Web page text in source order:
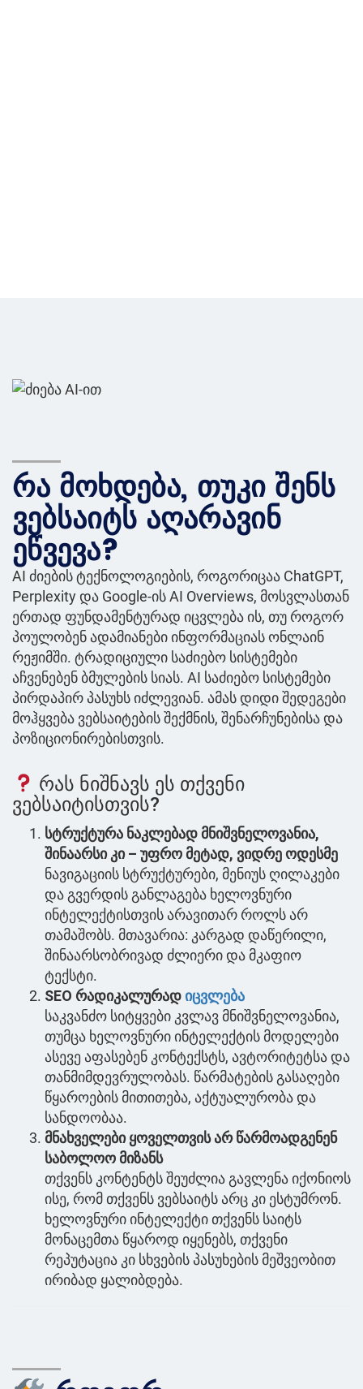
რა მოხდება, თუკი შენს
ვებსაიტს აღარავინ
ეწვევა?
AI ძიების ტექნოლოგიების, როგორიცაა ChatGPT,
Perplexity და Google-ის AI Overviews, მოსვლასთან
ერთად ფუნდამენტურად იცვლება ის, თუ როგორ
პოულობენ ადამიანები ინფორმაციას ონლაინ
რეჟიმში. ტრადიციული საძიებო სისტემები
აჩვენებენ ბმულების სიას. AI საძიებო სისტემები
პირდაპირ პასუხს იძლევიან. ამას დიდი შედეგები
მოჰყვება ვებსაიტების შექმნის, შენარჩუნებისა და
პოზიციონირებისთვის.
რას ნიშნავს ეს თქვენი
ვებსაიტისთვის?
სტრუქტურა ნაკლებად მნიშვნელოვანია,
შინაარსი კი – უფრო მეტად, ვიდრე ოდესმე
ნავიგაციის სტრუქტურები, მენიუს ღილაკები
და გვერდის განლაგება ხელოვნური
ინტელექტისთვის არავითარ როლს არ
თამაშობს. მთავარია: კარგად დაწერილი,
შინაარსობრივად ძლიერი და მკაფიო
ტექსტი.
SEO რადიკალურად იცვლება
საკვანძო სიტყვები კვლავ მნიშვნელოვანია,
თუმცა ხელოვნური ინტელექტის მოდელები
ასევე აფასებენ კონტექსტს, ავტორიტეტსა და
თანმიმდევრულობას. წარმატების გასაღები
წყაროების მითითება, აქტუალურობა და
სანდოობაა.
მნახველები ყოველთვის არ წარმოადგენენ
საბოლოო მიზანს
თქვენს კონტენტს შეუძლია გავლენა იქონიოს
ისე, რომ თქვენს ვებსაიტს არც კი ესტუმრონ.
ხელოვნური ინტელექტი თქვენს საიტს
მონაცემთა წყაროდ იყენებს, თქვენი
რეპუტაცია კი სხვების პასუხების მეშვეობით
ირიბად ყალიბდება.